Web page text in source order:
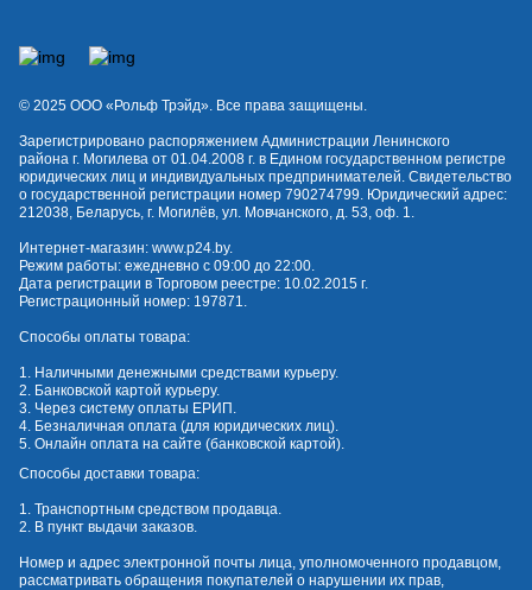
© 2025 OOO «Рольф Трэйд». Все права защищены.
Зарегистрировано распоряжением Администрации Ленинского
района г. Могилева от 01.04.2008 г. в Едином государственном регистре
юридических лиц и индивидуальных предпринимателей. Свидетельство
о государственной регистрации номер 790274799. Юридический адрес:
212038, Беларусь, г. Могилёв, ул. Мовчанского, д. 53, оф. 1.
Интернет-магазин: www.p24.by.
Режим работы: ежедневно с 09:00 до 22:00.
Дата регистрации в Торговом реестре: 10.02.2015 г.
Регистрационный номер: 197871.
Способы оплаты товара:
1. Наличными денежными средствами курьеру.
2. Банковской картой курьеру.
3. Через систему оплаты ЕРИП.
4. Безналичная оплата (для юридических лиц).
5. Онлайн оплата на сайте (банковской картой).
Способы доставки товара:
1. Транспортным средством продавца.
2. В пункт выдачи заказов.
Номер и адрес электронной почты лица, уполномоченного продавцом,
рассматривать обращения покупателей о нарушении их прав,